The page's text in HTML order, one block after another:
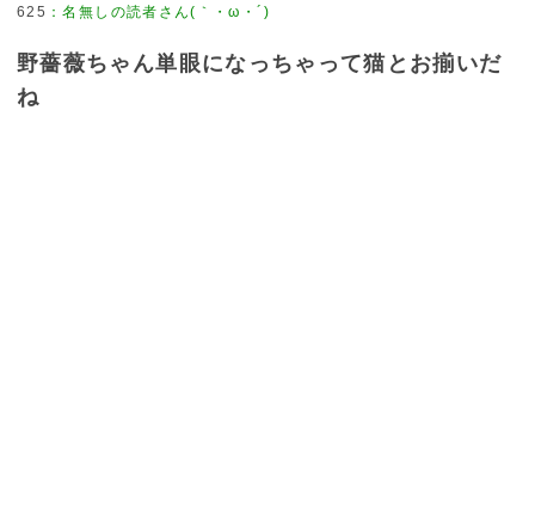
625 ：名無しの読者さん(｀・ω・´)
野薔薇ちゃん単眼になっちゃって猫とお揃いだ
ね